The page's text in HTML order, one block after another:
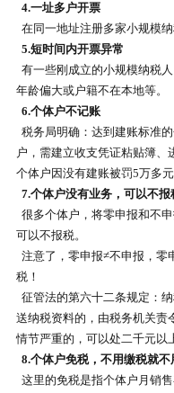
4.一址多户开票
在同一地址注册多家小规模
5.短时间内开票异常
有一些刚成立的小规模纳税
年龄偏大或户籍不在本地等。
6.个体户不记账
税务局明确：达到建账标准
户，需建立收支凭证粘贴簿
个体户因没有建账被罚5万多元
7.个体户没有业务，可以不报
很多个体户，将零申报和不
可以不报税。
注意了，零申报≠不申报，零
税！
征管法的第六十二条规定：
送纳税资料的，由税务机关责
情节严重的，可以处二千元以
8.个体户免税，不用缴税就不
这里的免税是指个体户月销